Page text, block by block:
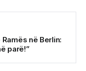
në Berlin:
parë!”